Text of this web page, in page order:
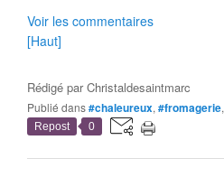
Voir les commentaires
[Haut]
Rédigé parChristaldesaintmarc
Publié dans#chaleureux, #fromagerie,
Repost 0